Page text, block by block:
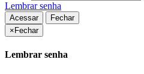
Lembrar senha
Acessar
Fechar
× Fechar
Lembrar senha